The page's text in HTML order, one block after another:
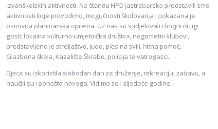
izvanškolskih aktivnosti. Na štandu HPD Jastrebarsko predstavili smo
aktivnosti koje provodimo, mogućnosti školovanja i pokazana je
osnovna planinarska oprema. Uz nas su sudjelovali i brojni drugi
gosti: lokalna kulturno-umjetnička društva, nogometni klubovi,
predstavljeno je streljaštvo, judo, ples na svili, hitna pomoć,
Glazbena škola, Kazalište Škrabe, policija te vatrogasci.
Djeca su iskoristila slobodan dan za druženje, rekreaciju, zabavu, a
naučili su i ponešto novoga. Vidimo se i sljedeće godine.